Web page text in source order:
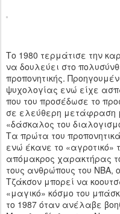
Το 1980 τερμάτισε την
να δουλεύει στο
προπονητικής.
ψυχολογίας ενώ είχε
που του προσέδωσε το
σε ελεύθερη μετάφραση
«δάσκαλος του
Τα πρώτα του
ενώ έκανε το «αγροτικό»
απόμακρος χαρακτήρας
τους ανθρώπους του ΝΒΑ,
Τζάκσον μπορεί να
«μαγικό» κόσμο του
το 1987 όταν ανέλαβε